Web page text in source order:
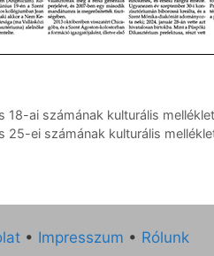
18-ai számának kulturális
25-ei számának kulturális
• Impresszum • Rólunk